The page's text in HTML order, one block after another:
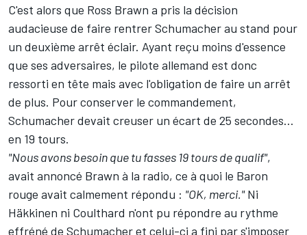
C'est alors que Ross Brawn a pris la décision
audacieuse de faire rentrer Schumacher au stand pour
un deuxième arrêt éclair. Ayant reçu moins d'essence
que ses adversaires, le pilote allemand est donc
ressorti en tête mais avec l'obligation de faire un arrêt
de plus. Pour conserver le commandement,
Schumacher devait creuser un écart de 25 secondes...
en 19 tours.
"Nous avons besoin que tu fasses 19 tours de qualif",
avait annoncé Brawn à la radio, ce à quoi le Baron
rouge avait calmement répondu : "OK, merci."Ni
Häkkinen ni Coulthard n'ont pu répondre au rythme
effréné de Schumacher et celui-ci a fini par s'imposer